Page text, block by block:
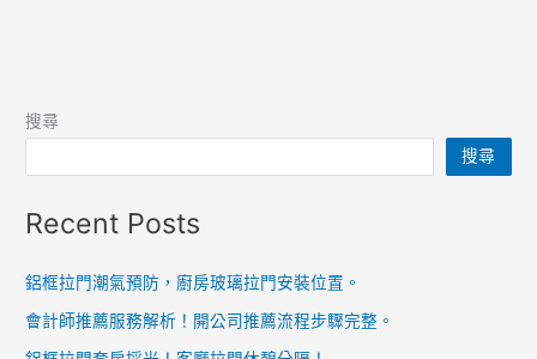
搜尋
搜尋
Recent Posts
鋁框拉門潮氣預防，廚房玻璃拉門安裝位置。
會計師推薦服務解析！開公司推薦流程步驟完整。